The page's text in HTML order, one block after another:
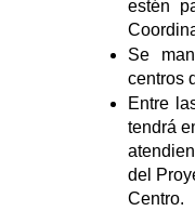
estén
Se
centros
Entre
tendrá
del
Centro.